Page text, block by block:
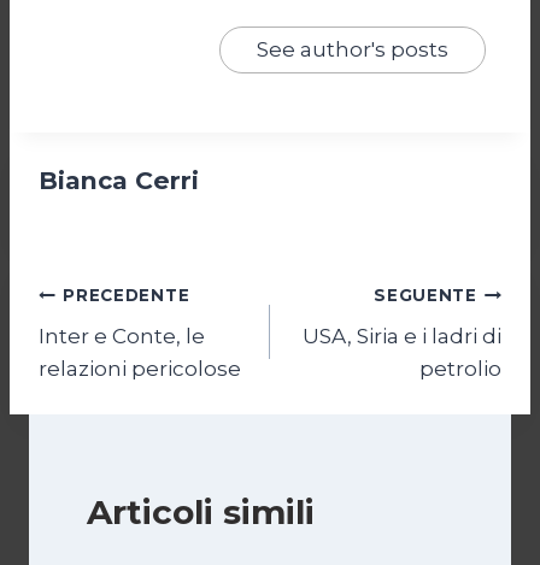
See author's posts
Bianca Cerri
Navigazione
articoli
PRECEDENTE
Inter e Conte, le
relazioni pericolose
SEGUENTE
USA, Siria e i ladri di
petrolio
Articoli simili